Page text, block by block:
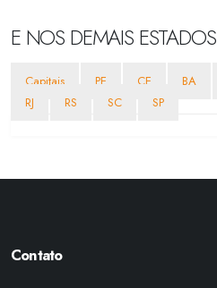
E NOS DEMAIS ESTADOS
Capitais PE CE BA
RJ
RS SC SP
Contato